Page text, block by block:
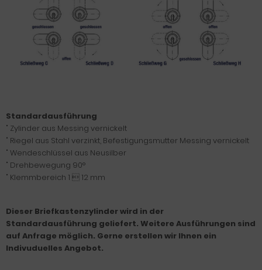
Standardausführung
" Zylinder aus Messing vernickelt
" Riegel aus Stahl verzinkt, Befestigungsmutter Messing vernickelt
" Wendeschlüssel aus Neusilber
" Drehbewegung 90°
" Klemmbereich 1  12 mm
Dieser Briefkastenzylinder wird in der
Standardausführung geliefert. Weitere Ausführungen sind
auf Anfrage möglich. Gerne erstellen wir Ihnen ein
Indivuduelles Angebot.